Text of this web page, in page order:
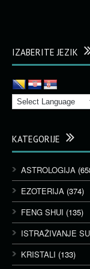
IZABERITE JEZIK
KATEGORIJE
ASTROLOGIJA
EZOTERIJA (374)
FENG SHUI (135)
ISTRAŽIVANJE
KRISTALI (133)